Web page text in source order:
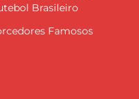
Brasileiro
Famosos